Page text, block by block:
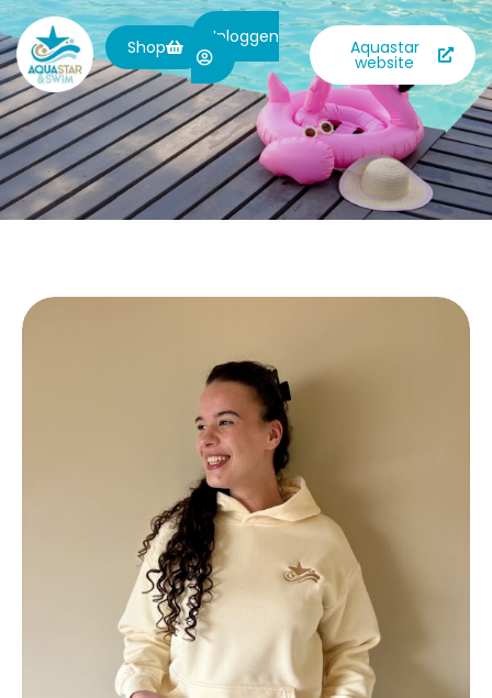
Shop Inloggen Aquastar
website